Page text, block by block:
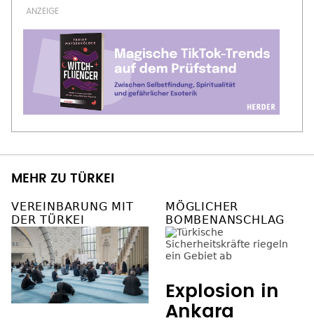
MEHR ZU TÜRKEI
VEREINBARUNG MIT
DER TÜRKEI
MÖGLICHER
BOMBENANSCHLAG
Explosion in
Ankara